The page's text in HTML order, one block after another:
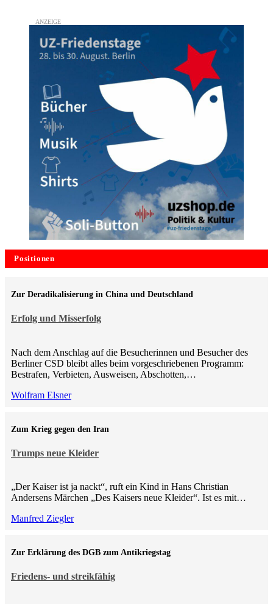
Positionen
Erfolg und Misserfolg
Zur Deradikalisierung in China und Deutschland
Nach dem Anschlag auf die Besucherinnen und Besucher des
Berliner CSD bleibt alles beim vorgeschriebenen Programm:
Bestrafen, Verbieten, Ausweisen, Abschotten,…
Wolfram Elsner
Trumps neue Kleider
Zum Krieg gegen den Iran
„Der Kaiser ist ja nackt“, ruft ein Kind in Hans Christian
Andersens Märchen „Des Kaisers neue Kleider“. Ist es mit…
Manfred Ziegler
Friedens- und streikfähig
Zur Erklärung des DGB zum Antikriegstag